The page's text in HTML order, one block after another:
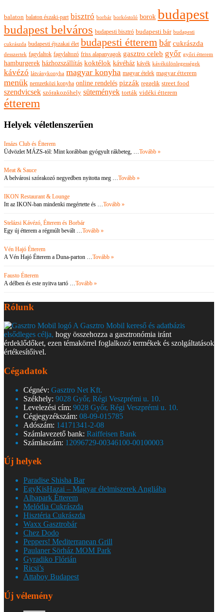
balaton balaton északi-part bisztró borbár borkóstoló borok budapest
budapest belváros budapesti bisztró budapesti bár budapesti
cukrászda budapesti éjszakai élet budapesti étterembár cukrászda
desszertek fagylaltok fagylaltozó friss alapanyagok gasztro celeb győr győri étterem
hamburgerek házhozszállítás koktélok kávéház kávék kávékülönlegességek
kávézó látványkonyha magyar konyha magyar ételek magyar étterem
menük nemzetközi konyha online rendelés pizzák reggelik street food
szendvicsek szórakozóhely sütemények torták vidéki étterem
étterem
Helyek véletlenszerűen
Imázs Club és Étterem
Üdvözlet MÁZS-tól: Mint korábban gyógyult rákbeteg, …Tovább »
Meat & Sauce
A belvárosi szórakozó negyedben nyitotta meg …Tovább »
IKON Restaurant & Lounge
Itt az IKON-ban mindenki megértette és …Tovább »
Stelázsi Kávézó, Étterem és Borbár
Egy új étterem a régmúlt bevált …Tovább »
Vén Hajó Étterem
A Vén Hajó Étterem a Duna-parton …Tovább »
Fausto Étterem
A délben és este nyitva tartó …Tovább »
Rólunk
A Gasztro Mobil kereső és adatbázis
elsődleges célja, hogy összehozza a gasztronómia iránt
érdeklődőket, ezen témakörrel foglalkozó termékek és szolgáltatások
értékesítőivel.
Cégadatok
Cégnév: Gasztro Net Kft.
Székhely: 9028 Győr, Régi Veszprémi u. 10.
Levelezési cím: 9028 Győr, Régi Veszprémi u. 10.
Cégjegyzékszám: 08-09-015785
Adószám: 14171341-2-08
Számlavezető bank: Raiffeisen Bank
Számlaszám: 12096729-00346100-00100003
Új helyek
Paradise Shisha Bar
EgyKisHazai – Magyar élelmiszerek Angliába
Albapark Étterem
Melódia Cukrászda
Hisztéria Cukrászda
Waxx Gasztrobár
Chez Dodo
Peppers! Mediterranean Grill
Paulaner Sörház MOM Park
Gyradiko Flórián
Ricsi’s
Attaboy Budapest
Új vélemény